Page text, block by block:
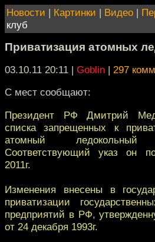
Новости | Картинки | Видео |
клуб
Приватизация атомных
03.10.11 20:11 | Goblin | 297
C мест сообщают:
Президент РФ Дмитрий
списка запрещенных к
атомный
Соответствующий указ он
2011г.
Изменения внесены в
приватизации
предприятий в РФ,
от 24 декабря 1993г.